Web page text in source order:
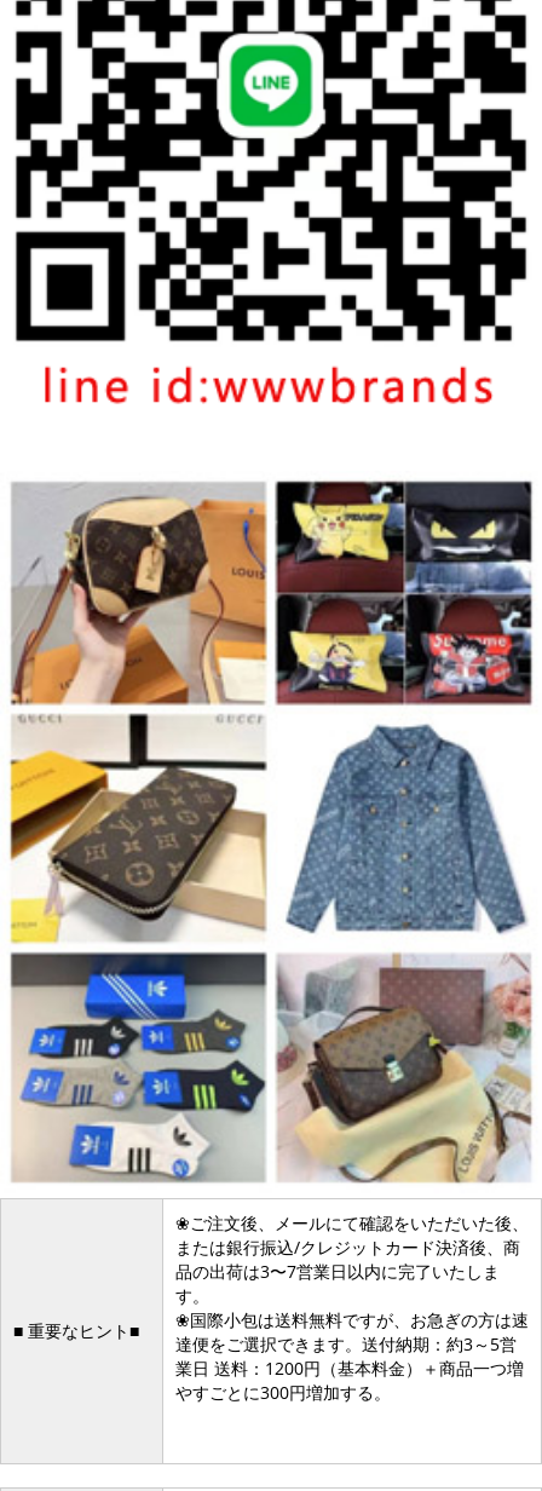
■ 重要なヒント■
❀ご注文後、メールにて確認をいただいた後、
または銀行振込/クレジットカード決済後、商
品の出荷は3〜7営業日以内に完了いたしま
す。
❀国際小包は送料無料ですが、お急ぎの方は速
達便をご選択できます。送付納期：約3～5営
業日 送料：1200円（基本料金）＋商品一つ増
やすごとに300円増加する。